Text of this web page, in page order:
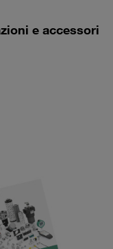
e accessori